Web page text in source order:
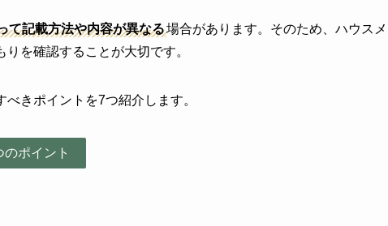
て記載方法や内容が異なる場合があります。そのため、ハウス
を確認することが大切です。
きポイントを7つ紹介します。
ポイント